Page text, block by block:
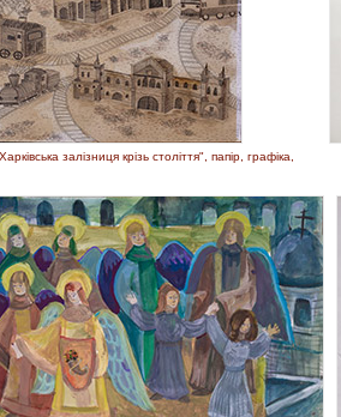
залізниця крізь століття", папір, графіка,